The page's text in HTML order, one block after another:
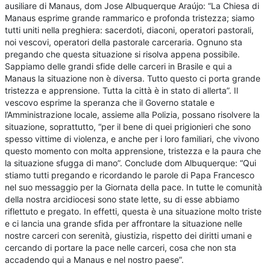
ausiliare di Manaus, dom Jose Albuquerque Araújo: “La Chiesa di
Manaus esprime grande rammarico e profonda tristezza; siamo
tutti uniti nella preghiera: sacerdoti, diaconi, operatori pastorali,
noi vescovi, operatori della pastorale carceraria. Ognuno sta
pregando che questa situazione si risolva appena possibile.
Sappiamo delle grandi sfide delle carceri in Brasile e qui a
Manaus la situazione non è diversa. Tutto questo ci porta grande
tristezza e apprensione. Tutta la città è in stato di allerta”. Il
vescovo esprime la speranza che il Governo statale e
l’Amministrazione locale, assieme alla Polizia, possano risolvere la
situazione, soprattutto, “per il bene di quei prigionieri che sono
spesso vittime di violenza, e anche per i loro familiari, che vivono
questo momento con molta apprensione, tristezza e la paura che
la situazione sfugga di mano”. Conclude dom Albuquerque: “Qui
stiamo tutti pregando e ricordando le parole di Papa Francesco
nel suo messaggio per la Giornata della pace. In tutte le comunità
della nostra arcidiocesi sono state lette, su di esse abbiamo
riflettuto e pregato. In effetti, questa è una situazione molto triste
e ci lancia una grande sfida per affrontare la situazione nelle
nostre carceri con serenità, giustizia, rispetto dei diritti umani e
cercando di portare la pace nelle carceri, cosa che non sta
accadendo qui a Manaus e nel nostro paese”.